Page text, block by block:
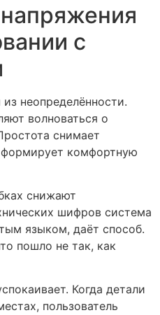
с
неопределённости.
волноваться о
снимает
формирует комфортную
снижают
шифров система
языком, даёт способ.
пошло не так, как
Когда детали
пользователь